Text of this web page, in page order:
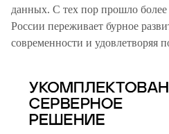
данных. С тех пор прошло
России переживает бурное
современности и удовлетворяя